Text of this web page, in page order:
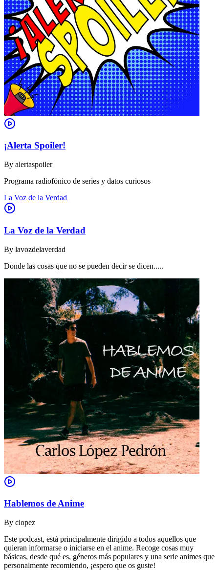
¡Alerta Spoiler!
By alertaspoiler
Programa radiofónico de series y datos curiosos
La Voz de la Verdad
La Voz de la Verdad
By lavozdelaverdad
Donde las cosas que no se pueden decir se dicen.....
Hablemos de Anime
By clopez
Este podcast, está principalmente dirigido a todos aquellos que
quieran informarse o iniciarse en el anime. Recoge cosas muy
básicas, desde qué es, géneros más populares y una serie animes que
personalmente recomiendo, ¡espero que os guste!